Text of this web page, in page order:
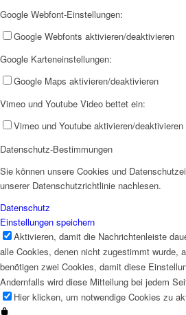
Jobs
Feedback
Ortsvereine
Google Webfont-Einstellungen:
Google Webfonts aktivieren/deaktivieren
Google Karteneinstellungen:
Google Maps aktivieren/deaktivieren
Vimeo und Youtube Video bettet ein:
Vimeo und Youtube aktivieren/deaktivieren
Datenschutz-Bestimmungen
Sie können unsere Cookies und
unserer Datenschutzrichtlinie nachlesen.
Datenschutz
Einstellungen speichern
Aktivieren, damit die Nachrichtenleiste
alle Cookies, denen nicht zugestimmt wurde,
benötigen zwei Cookies, damit diese
Andernfalls wird diese Mitteilung bei jedem
Hier klicken, um notwendige Cookies zu